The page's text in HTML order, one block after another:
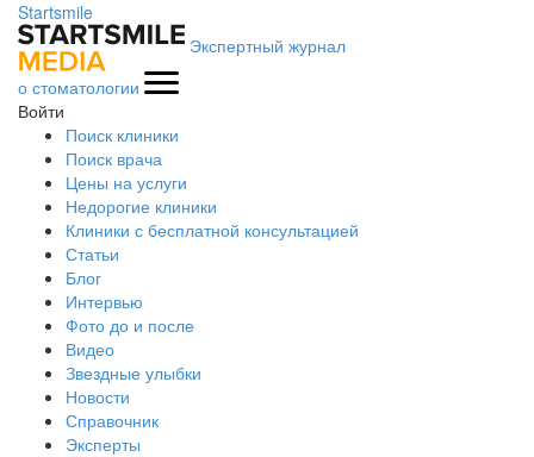
Startsmile
Экспертный журнал
о стоматологии
Войти
Поиск клиники
Поиск врача
Цены на услуги
Недорогие клиники
Клиники с бесплатной консультацией
Статьи
Блог
Интервью
Фото до и после
Видео
Звездные улыбки
Новости
Справочник
Эксперты